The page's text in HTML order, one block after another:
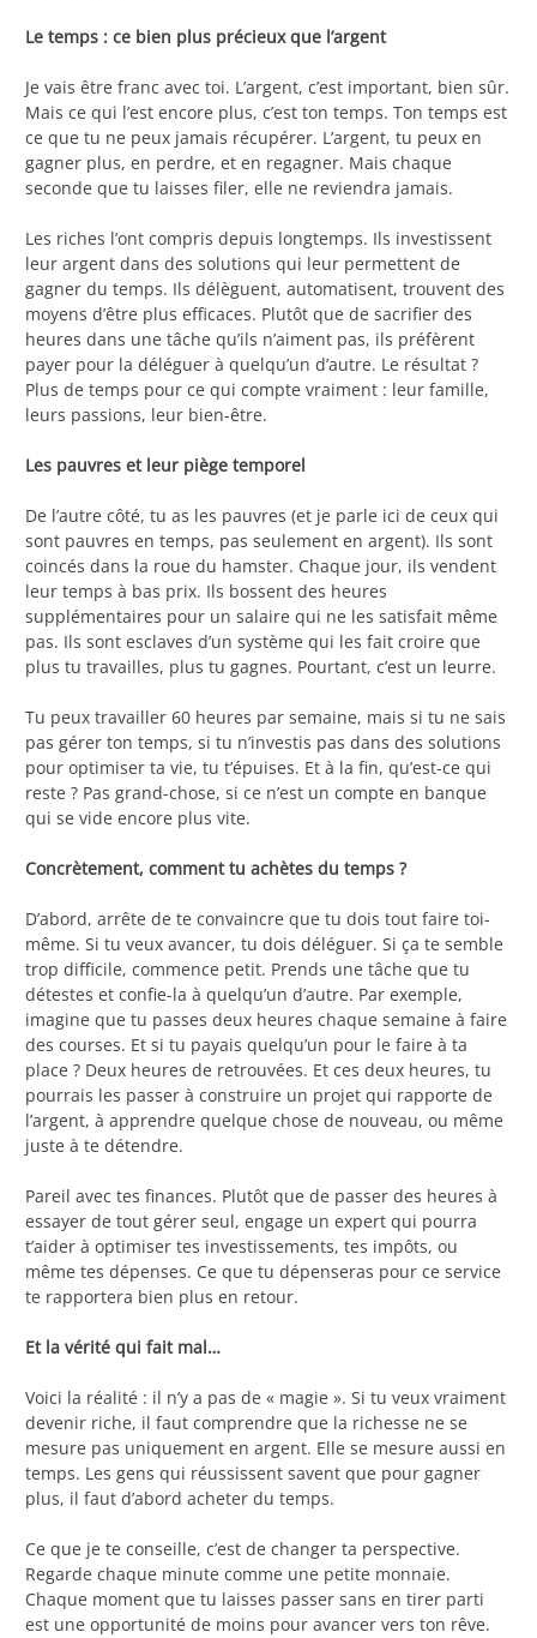
Le temps : ce bien plus précieux que l’argent
Je vais être franc avec toi. L’argent, c’est important, bien sûr.
Mais ce qui l’est encore plus, c’est ton temps. Ton temps est
ce que tu ne peux jamais récupérer. L’argent, tu peux en
gagner plus, en perdre, et en regagner. Mais chaque
seconde que tu laisses filer, elle ne reviendra jamais.
Les riches l’ont compris depuis longtemps. Ils investissent
leur argent dans des solutions qui leur permettent de
gagner du temps. Ils délèguent, automatisent, trouvent des
moyens d’être plus efficaces. Plutôt que de sacrifier des
heures dans une tâche qu’ils n’aiment pas, ils préfèrent
payer pour la déléguer à quelqu’un d’autre. Le résultat ?
Plus de temps pour ce qui compte vraiment : leur famille,
leurs passions, leur bien-être.
Les pauvres et leur piège temporel
De l’autre côté, tu as les pauvres (et je parle ici de ceux qui
sont pauvres en temps, pas seulement en argent). Ils sont
coincés dans la roue du hamster. Chaque jour, ils vendent
leur temps à bas prix. Ils bossent des heures
supplémentaires pour un salaire qui ne les satisfait même
pas. Ils sont esclaves d’un système qui les fait croire que
plus tu travailles, plus tu gagnes. Pourtant, c’est un leurre.
Tu peux travailler 60 heures par semaine, mais si tu ne sais
pas gérer ton temps, si tu n’investis pas dans des solutions
pour optimiser ta vie, tu t’épuises. Et à la fin, qu’est-ce qui
reste ? Pas grand-chose, si ce n’est un compte en banque
qui se vide encore plus vite.
Concrètement, comment tu achètes du temps ?
D’abord, arrête de te convaincre que tu dois tout faire toi-
même. Si tu veux avancer, tu dois déléguer. Si ça te semble
trop difficile, commence petit. Prends une tâche que tu
détestes et confie-la à quelqu’un d’autre. Par exemple,
imagine que tu passes deux heures chaque semaine à faire
des courses. Et si tu payais quelqu’un pour le faire à ta
place ? Deux heures de retrouvées. Et ces deux heures, tu
pourrais les passer à construire un projet qui rapporte de
l’argent, à apprendre quelque chose de nouveau, ou même
juste à te détendre.
Pareil avec tes finances. Plutôt que de passer des heures à
essayer de tout gérer seul, engage un expert qui pourra
t’aider à optimiser tes investissements, tes impôts, ou
même tes dépenses. Ce que tu dépenseras pour ce service
te rapportera bien plus en retour.
Et la vérité qui fait mal…
Voici la réalité : il n’y a pas de « magie ». Si tu veux vraiment
devenir riche, il faut comprendre que la richesse ne se
mesure pas uniquement en argent. Elle se mesure aussi en
temps. Les gens qui réussissent savent que pour gagner
plus, il faut d’abord acheter du temps.
Ce que je te conseille, c’est de changer ta perspective.
Regarde chaque minute comme une petite monnaie.
Chaque moment que tu laisses passer sans en tirer parti
est une opportunité de moins pour avancer vers ton rêve.